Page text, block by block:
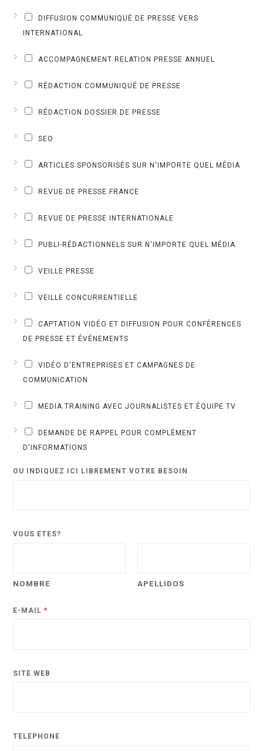
DIFFUSION COMMUNIQUÉ DE PRESSE VERS
INTERNATIONAL
ACCOMPAGNEMENT RELATION PRESSE ANNUEL
RÉDACTION COMMUNIQUÉ DE PRESSE
RÉDACTION DOSSIER DE PRESSE
SEO
ARTICLES SPONSORISÉS SUR N'IMPORTE QUEL MÉDIA
REVUE DE PRESSE FRANCE
REVUE DE PRESSE INTERNATIONALE
PUBLI-RÉDACTIONNELS SUR N'IMPORTE QUEL MÉDIA
VEILLE PRESSE
VEILLE CONCURRENTIELLE
CAPTATION VIDÉO ET DIFFUSION POUR CONFÉRENCES
DE PRESSE ET ÉVÉNEMENTS
VIDÉO D'ENTREPRISES ET CAMPAGNES DE
COMMUNICATION
MEDIA TRAINING AVEC JOURNALISTES ET ÉQUIPE TV
DEMANDE DE RAPPEL POUR COMPLÉMENT
D'INFORMATIONS
OU INDIQUEZ ICI LIBREMENT VOTRE BESOIN
VOUS ÊTES?
NOMBRE APELLIDOS
E-MAIL*
SITE WEB
TÉLÉPHONE